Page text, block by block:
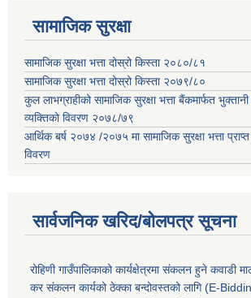
सामाजिक सुरक्षा
सामाजिक सुरक्षा भत्ता दोस्रो किस्ता २०८०/८१
सामाजिक सुरक्षा भत्ता दोस्रो किस्ता २०७९/८०
कुल लाभग्राहीको सामाजिक सुरक्षा भत्ता बैंकमार्फत
व्यक्तिको विवरण २०७८/७९
आर्थिक बर्ष २०७४ /२०७५ मा सामाजिक सुरक्षा भत्ता प्राप्त
विवरण
सार्वजनिक खरिद/बोलपत्र सूचना
रोहिणी गाउँपालिकाको कार्यक्षेत्रमा संकलन हुने कवाडी
कर संकलन कार्यको ठेक्का बन्दोवस्तको लागि (E-